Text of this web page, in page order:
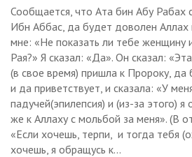
Сообщается, что Ата бин Абу
Ибн Аббас, да будет доволен Аллах
мне: «Не показать ли тебе женщину
Рая?» Я сказал: «Да». Он сказал:
(в свое время) пришла к Пророку, да
и да приветствует, и сказала: «У
падучей(эпилепсия) и (из-за этого)
же к Аллаху с мольбой за меня». (В
«Если хочешь, терпи, и тогда тебя
хочешь, я обращусь к...